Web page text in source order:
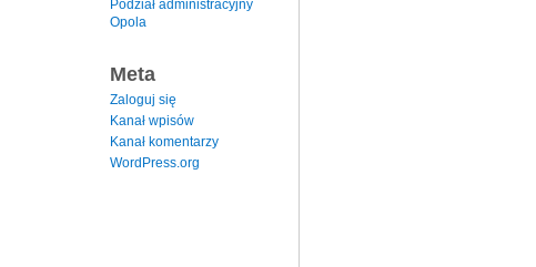
Podział administracyjny
Opola
Meta
Zaloguj się
Kanał wpisów
Kanał komentarzy
WordPress.org